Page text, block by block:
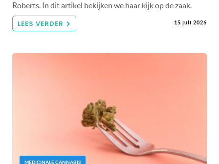
Roberts. In dit artikel bekijken we haar kijk op de zaak.
LEES VERDER 15 juli 2026
MEDICINALE CANNABIS